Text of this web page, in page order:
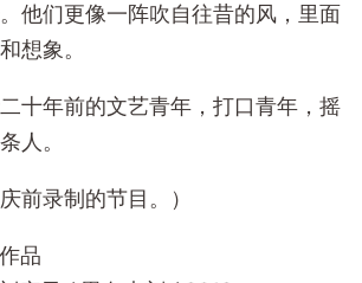
他们更像一阵吹自往昔的风，里面
想象。
十年前的文艺青年，打口青年，摇
人。
前录制的节目。）
品